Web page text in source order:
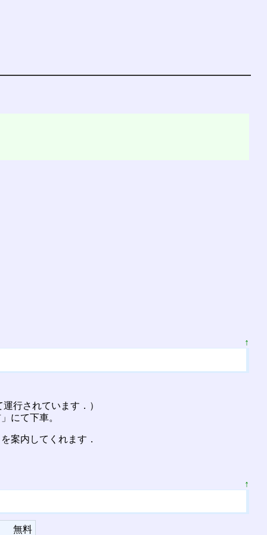
↑
行されています．）
にて下車。
案内してくれます．
↑
無料